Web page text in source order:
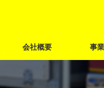
会社概要
代表挨拶
事
一般